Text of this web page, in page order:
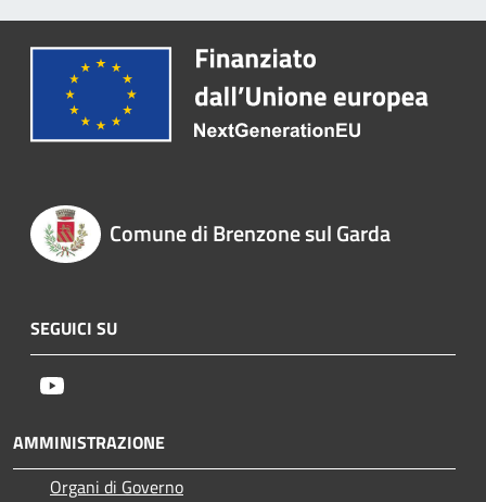
Comune di Brenzone sul Garda
SEGUICI SU
AMMINISTRAZIONE
Organi di Governo